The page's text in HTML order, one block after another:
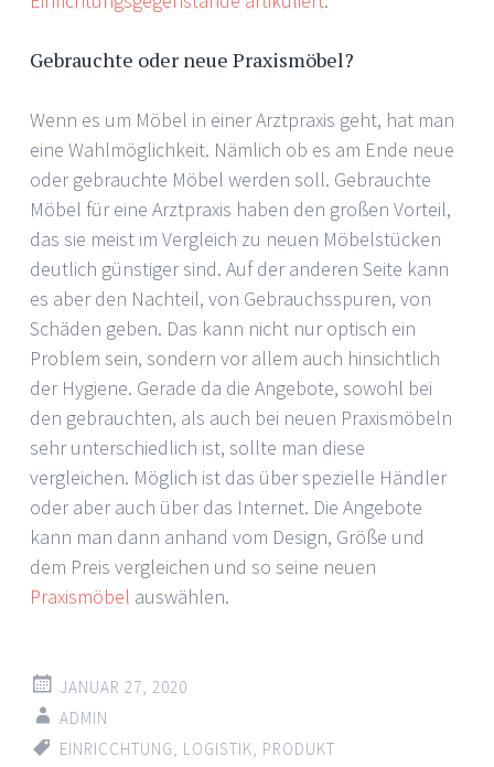
Gebrauchte oder neue Praxismöbel?
Wenn es um Möbel in einer Arztpraxis geht, hat man
eine Wahlmöglichkeit. Nämlich ob es am Ende neue
oder gebrauchte Möbel werden soll. Gebrauchte
Möbel für eine Arztpraxis haben den großen Vorteil,
das sie meist im Vergleich zu neuen Möbelstücken
deutlich günstiger sind. Auf der anderen Seite kann
es aber den Nachteil, von Gebrauchsspuren, von
Schäden geben. Das kann nicht nur optisch ein
Problem sein, sondern vor allem auch hinsichtlich
der Hygiene. Gerade da die Angebote, sowohl bei
den gebrauchten, als auch bei neuen Praxismöbeln
sehr unterschiedlich ist, sollte man diese
vergleichen. Möglich ist das über spezielle Händler
oder aber auch über das Internet. Die Angebote
kann man dann anhand vom Design, Größe und
dem Preis vergleichen und so seine neuen
Praxismöbel auswählen.
JANUAR 27, 2020
ADMIN
EINRICCHTUNG, LOGISTIK, PRODUKT